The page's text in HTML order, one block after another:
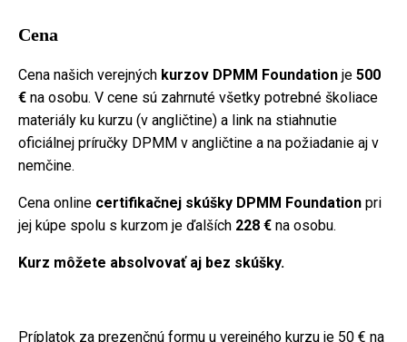
Cena
Cena našich verejných kurzov DPMM Foundation je 500
€ na osobu. V cene sú zahrnuté všetky potrebné školiace
materiály ku kurzu (v angličtine) a link na stiahnutie
oficiálnej príručky DPMM v angličtine a na požiadanie aj v
nemčine.
Cena online certifikačnej skúšky DPMM Foundation pri
jej kúpe spolu s kurzom je ďalších 228 € na osobu.
Kurz môžete absolvovať aj bez skúšky.
Príplatok za prezenčnú formu u verejného kurzu je 50 € na